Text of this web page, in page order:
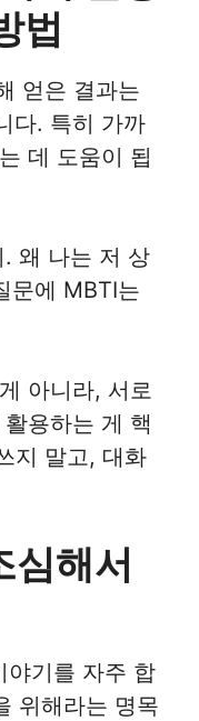
법
얻은 결과는
다. 특히 가까
데 도움이 됩
왜 나는 저 상
문에 MBTI는
아니라, 서로
용하는 게 핵
지 말고, 대화
심해서
야기를 자주 합
위해라는 명목